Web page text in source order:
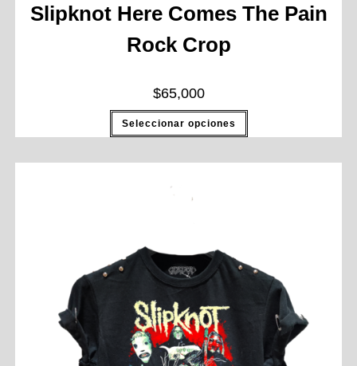
Slipknot Here Comes The Pain
Rock Crop
$65,000
Seleccionar opciones